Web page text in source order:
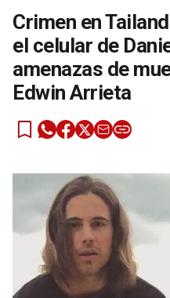
Crimen en
el celular de
amenazas de
Edwin Arrieta